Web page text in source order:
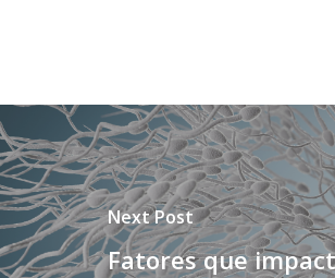
Next Post
Fatores que